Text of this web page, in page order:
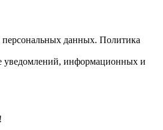
персональных данных. Политика
уведомлений, информационных и